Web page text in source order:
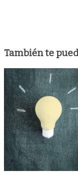
También te